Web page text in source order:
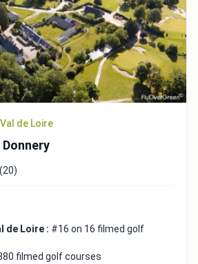
de Loire
de Loire : #16 on 16 filmed golf
filmed golf courses